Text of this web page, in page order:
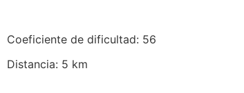
Coeficiente de dificultad: 56
Distancia: 5 km